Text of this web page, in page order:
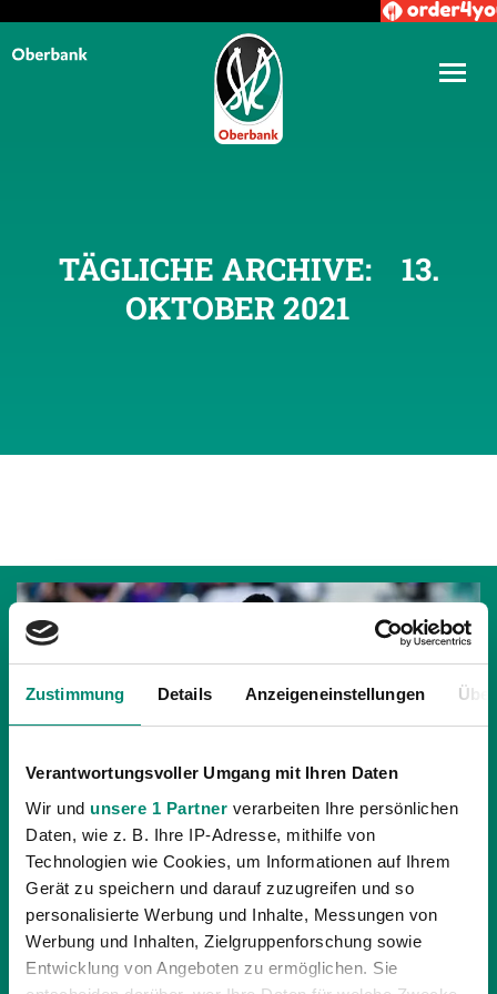
Zustimmung Details Anzeigeneinstellungen
Verantwortungsvoller Umgang mit Ihren Daten
Wir und unsere 1 Partner verarbeiten Ihre persönlichen
Daten, wie z. B. Ihre IP-Adresse, mithilfe von
Technologien wie Cookies, um Informationen auf Ihrem
Gerät zu speichern und darauf zuzugreifen und so
personalisierte Werbung und Inhalte, Messungen von
Werbung und Inhalten, Zielgruppenforschung sowie
Entwicklung von Angeboten zu ermöglichen. Sie
TÄGLICHE ARCHIVE:
13.
OKTOBER 2021
13.10.2021 | PROFIS
„MÜSSEN AN UNSERE LEISTUNGSGRENZE